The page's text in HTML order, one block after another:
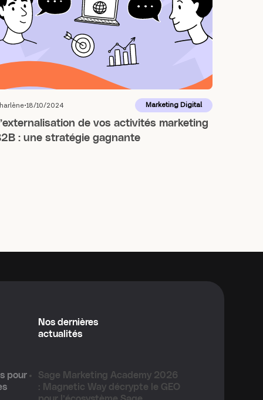
18/10/2024
de vos activités marketing
: une stratégie gagnante
Marketing Digital
pour
Nos dernières
actualités
Sage Marketing Academy 2026
: Magnetic Way décrypte le GEO